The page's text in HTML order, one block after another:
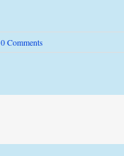
0 Comments